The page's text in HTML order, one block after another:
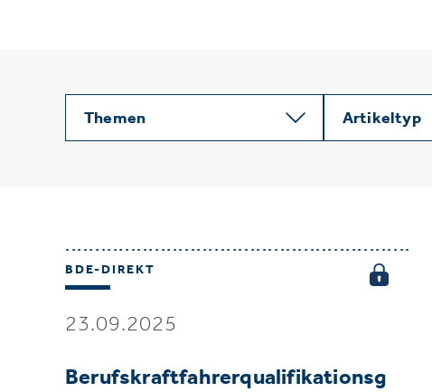
Themen Artikeltyp
BDE-DIREKT
23.09.2025
Berufskraftfahrerqualifikationsg